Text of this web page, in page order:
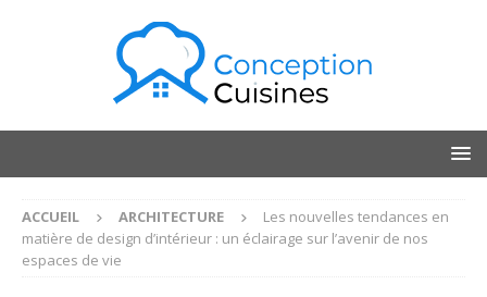
ACCUEIL ARCHITECTURE
Les nouvelles tendances en
matière de design d’intérieur : un éclairage sur l’avenir de nos
espaces de vie